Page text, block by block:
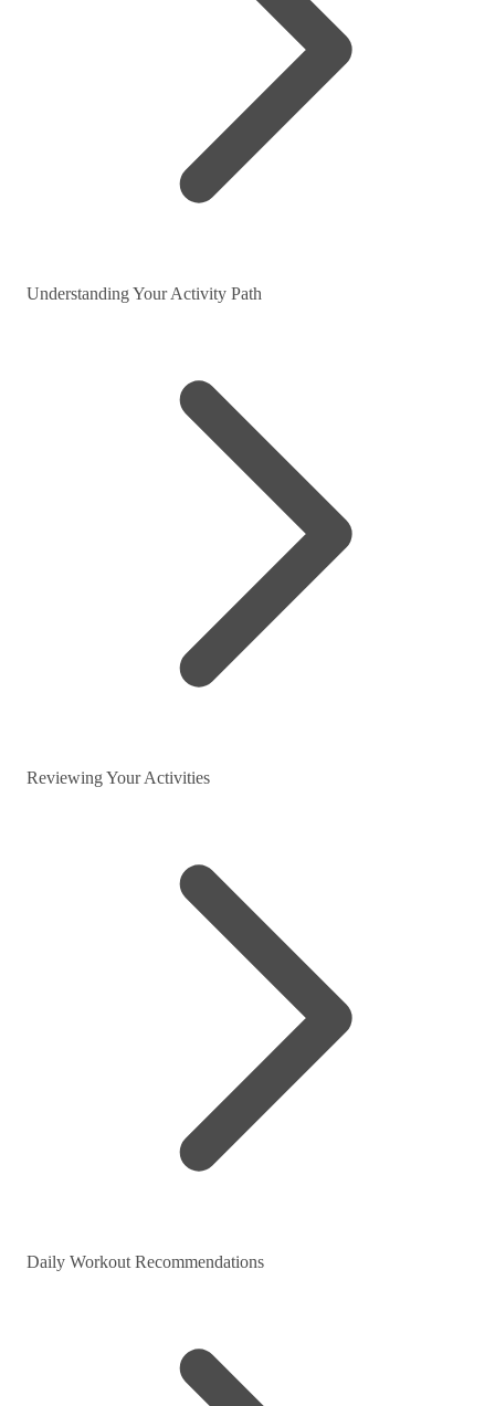
Understanding Your Activity Path
Reviewing Your Activities
Daily Workout Recommendations